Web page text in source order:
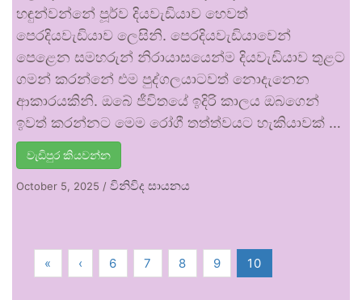
හඳුන්වන්නේ පූර්ව දියවැඩියාව හෙවත්
පෙරදියවැඩියාව ලෙසිනි. පෙරදියවැඩියාවෙන්
පෙළෙන සමහරුන් නිරායාසයෙන්ම දියවැඩියාව තුළට
ගමන් කරන්නේ එම පුද්ගලයාටවත් නොදැනෙන
ආකාරයකිනි. ඔබේ ජීවිතයේ ඉදිරි කාලය ඔබගෙන්
ඉවත් කරන්නට මෙම රෝගී තත්ත්වයට හැකියාවක් …
වැඩිපුර කියවන්න
October 5, 2025 / විනිවිද සායනය
« ‹ 6 7 8 9 10